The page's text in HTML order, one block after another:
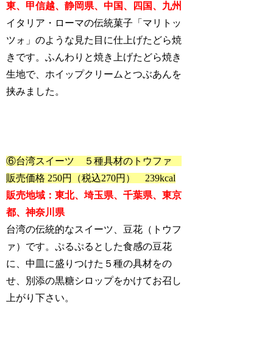
東、甲信越、静岡県、中国、四国、九州
イタリア・ローマの伝統菓子「マリトッ
ツォ」のような見た目に仕上げたどら焼
きです。ふんわりと焼き上げたどら焼き
生地で、ホイップクリームとつぶあんを
挟みました。
⑥台湾スイーツ ５種具材のトウファ
販売価格 250円（税込270円） 239kcal
販売地域：東北、埼玉県、千葉県、東京
都、神奈川県
台湾の伝統的なスイーツ、豆花（トウフ
ァ）です。ぷるぷるとした食感の豆花
に、中皿に盛りつけた５種の具材をの
せ、別添の黒糖シロップをかけてお召し
上がり下さい。